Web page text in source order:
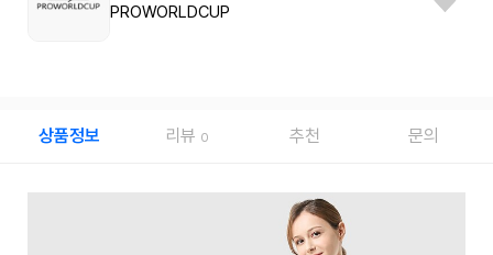
PROWORLDCUP
상품정보 리뷰 0 추천 문의